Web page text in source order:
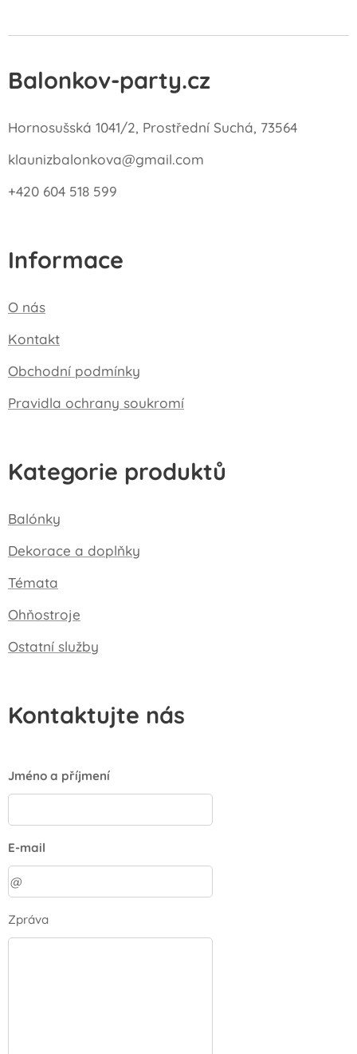
Balonkov-party.cz
Hornosušská 1041/2, Prostřední Suchá, 73564
klaunizbalonkova@gmail.com
+420 604 518 599
Informace
O nás
Kontakt
Obchodní podmínky
Pravidla ochrany soukromí
Kategorie produktů
Balónky
Dekorace a doplňky
Témata
Ohňostroje
Ostatní služby
Kontaktujte nás
Jméno a příjmení
E-mail
Zpráva